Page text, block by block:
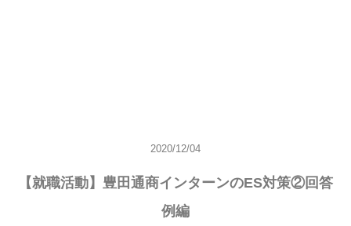
2020/12/04
【就職活動】豊田通商インターンのES対策②回答
例編